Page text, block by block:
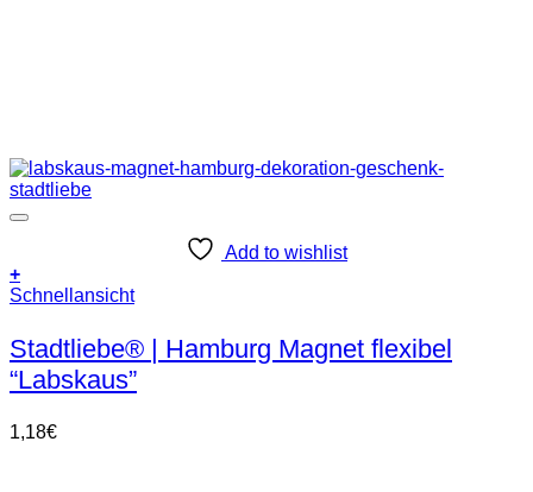
Add to wishlist
+
Schnellansicht
Stadtliebe® | Hamburg Magnet flexibel
“Labskaus”
1,18€